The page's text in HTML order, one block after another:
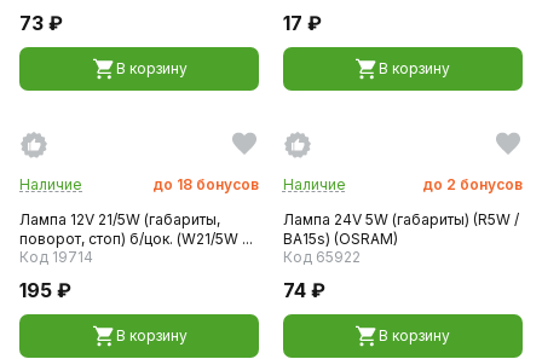
73 ₽
В корзину
17 ₽
В корзину
Наличие до 18 бонусов
Лампа 12V 21/5W (габариты,
поворот, стоп) б/цок. (W21/5W ...
Код 19714
195 ₽
В корзину
Наличие до 2 бонусов
Лампа 24V 5W (габариты) (R5W /
BA15s) (OSRAM)
Код 65922
74 ₽
В корзину